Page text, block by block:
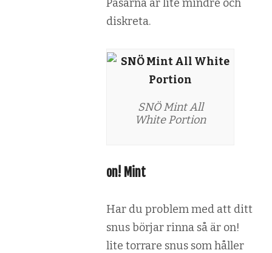
Påsarna är lite mindre och
diskreta.
SNÖ Mint All
White Portion
on! Mint
Har du problem med att ditt
snus börjar rinna så är on!
lite torrare snus som håller